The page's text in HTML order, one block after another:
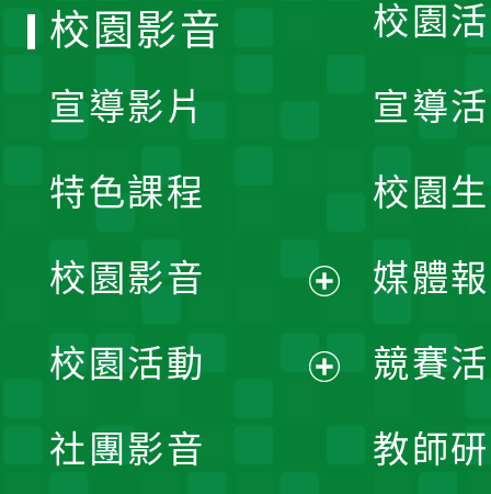
校園
宣導
校園
媒體
競賽
教師
校園影音
宣導影片
特色課程
校園影音
開
校園活動
社團影音